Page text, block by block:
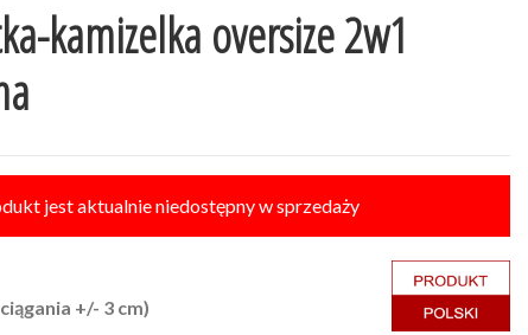
kamizelka oversize 2w1
jest aktualnie niedostępny w sprzedaży
+/- 3 cm)